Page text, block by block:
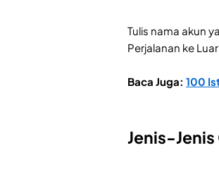
Tulis nama akun
Perjalanan ke
Baca Juga: 100
Jenis-